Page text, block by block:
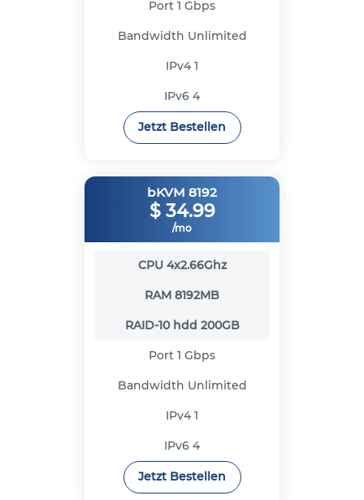
Port 1 Gbps
Bandwidth Unlimited
IPv41
IPv6 4
Jetzt Bestellen
bKVM 8192
$ 34.99
/mo
CPU 4x2.66Ghz
RAM 8192MB
RAID-10 hdd 200GB
Port 1 Gbps
Bandwidth Unlimited
IPv41
IPv6 4
Jetzt Bestellen